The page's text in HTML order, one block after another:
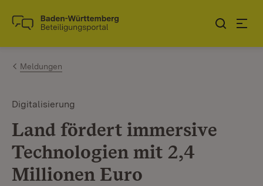
Zum Inhalt springen
Link zur Startseite
Meldungen
Digitalisierung
Land fördert immersive
Technologien mit 2,4
Millionen Euro